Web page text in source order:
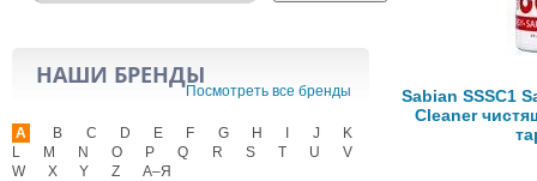
НАШИ БРЕНДЫ
Посмотреть все бренды
A B C D E F G H J
K
L
M N O P Q R S T U
V
W
X Y Z А–Я
Sabian SSSC1
Cleaner